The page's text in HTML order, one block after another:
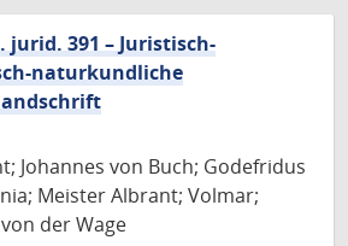
jurid. 391 – Juristisch-
naturkundliche
Johannes von Buch; Godefridus
Meister Albrant; Volmar;
der Wage